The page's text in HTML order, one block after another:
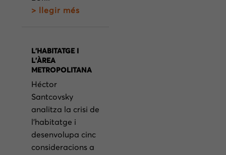
> llegir més
L’HABITATGE I
L’ÀREA
METROPOLITANA
Héctor
Santcovsky
analitza la crisi de
l’habitatge i
desenvolupa cinc
consideracions a